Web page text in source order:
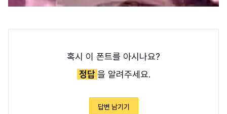
혹시 이 폰트를 아시나요?
정답을 알려주세요.
답변 남기기